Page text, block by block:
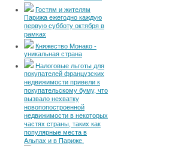
Гостям и жителям
Парижа ежегодно каждую
первую субботу октября в
рамках
Княжество Монако -
уникальная страна
Налоговые льготы для
покупателей французских
недвижимости привели к
покупательскому буму, что
вызвало нехватку
новопопостроенной
недвижимости в некоторых
частях страны, таких как
популярные места в
Альпах и в Париже.